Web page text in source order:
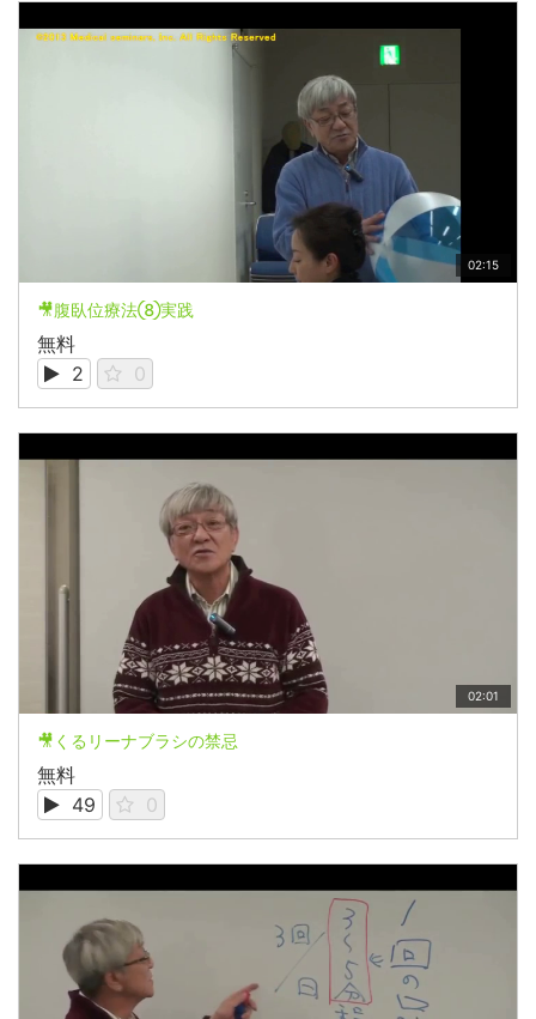
02:15
🎥腹臥位療法⑧実践
無料
2
0
02:01
🎥くるリーナブラシの禁忌
無料
49
0